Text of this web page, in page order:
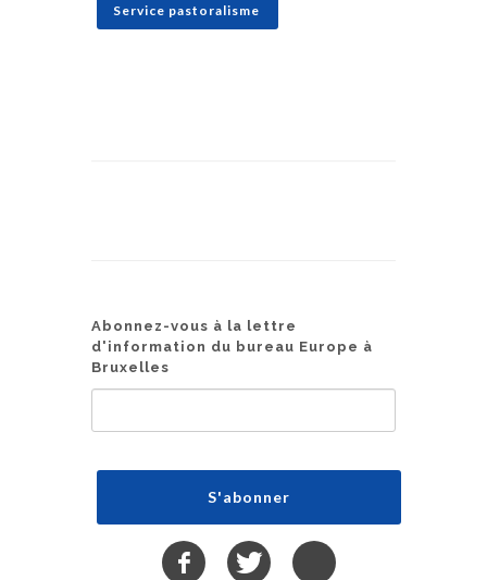
Service pastoralisme
Abonnez-vous à la lettre
d'information du bureau Europe à
Bruxelles